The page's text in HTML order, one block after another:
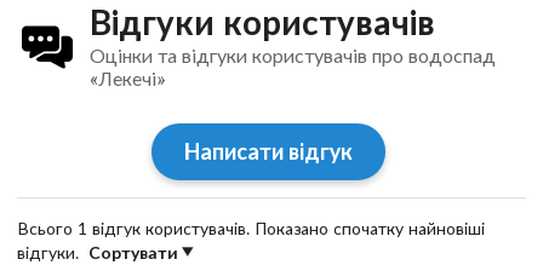
Відгуки користувачів
Оцінки та відгуки користувачів про водоспад
«Лекечі»
Написати відгук
Всього 1 відгук користувачів. Показано спочатку найновіші
відгуки. Сортувати